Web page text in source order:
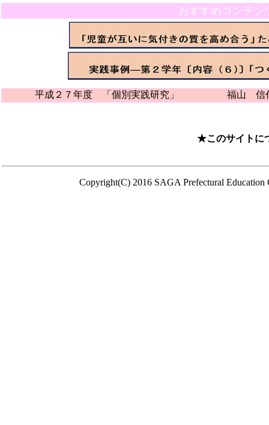
おすすめコンテン
平成２７年度 「個別実践研究」 福山 信代
★このサイトに
Copyright(C) 2016 SAGA Prefectural Education